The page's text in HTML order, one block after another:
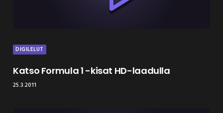
DIGILELUT
Katso Formula 1 -kisat HD-laadulla
25.3.2011